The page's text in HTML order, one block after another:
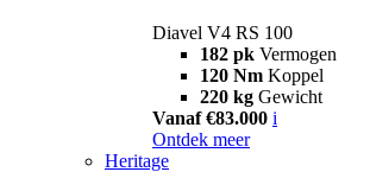
Diavel V4 RS 100
182 pk Vermogen
120 Nm Koppel
220 kg Gewicht
Vanaf €83.000 i
Ontdek meer
Heritage